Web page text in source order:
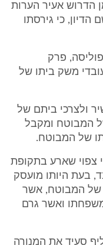
הדרוש אעיר הערות
כי גירסתו
ה' של הפוליסה, פרק
משק ביתו של
ולצרכי ביתם של
המבוטח ומקבל
של המבוטח.
צפוי שארע בתקופת
בעת היותו מועסק
של המבוטח, אשר
ואשר גרם
סעיד את המנורה